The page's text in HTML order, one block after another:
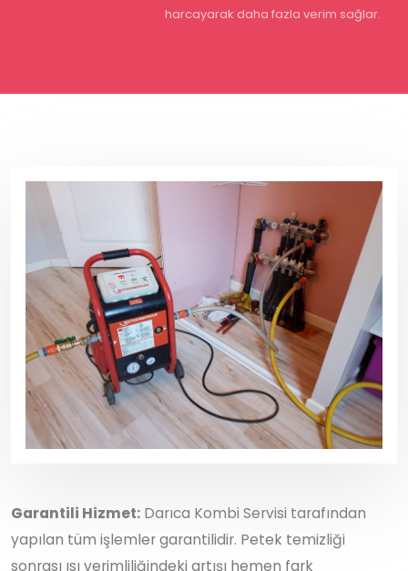
harcayarak daha fazla verim sağlar.
Garantili Hizmet: Darıca Kombi Servisi tarafından
yapılan tüm işlemler garantilidir. Petek temizliği
sonrası ısı verimliliğindeki artışı hemen fark